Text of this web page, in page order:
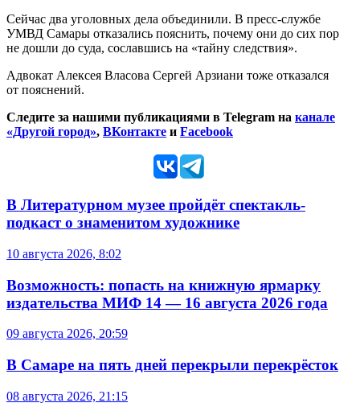
Сейчас два уголовных дела объединили. В пресс-службе
УМВД Самары отказались пояснить, почему они до сих пор
не дошли до суда, сославшись на «тайну следствия».
Адвокат Алексея Власова Сергей Арзиани тоже отказался
от пояснений.
Следите за нашими публикациями в Telegram на канале
«Другой город», ВКонтакте и Facebook
В Литературном музее пройдёт спектакль-
подкаст о знаменитом художнике
10 августа 2026, 8:02
Возможность: попасть на книжную ярмарку
издательства МИФ 14 — 16 августа 2026 года
09 августа 2026, 20:59
В Самаре на пять дней перекрыли перекрёсток
08 августа 2026, 21:15